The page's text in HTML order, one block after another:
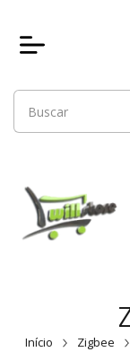
Início Zigbee